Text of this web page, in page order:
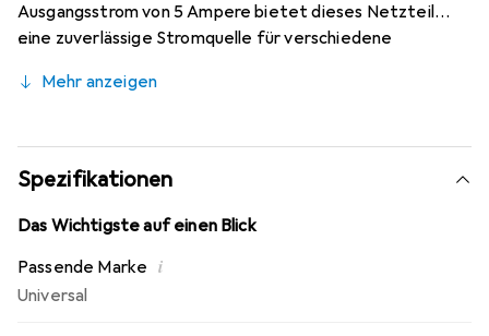
Ausgangsstrom von 5 Ampere bietet dieses Netzteil
eine zuverlässige Stromquelle für verschiedene
verlorene Netzadapter und gewährleistet eine
Einsatz in unterschiedlichen Regionen geeignet, da er mit
verschiedenen Netzsteckeradaptern geliefert wird,
darunter Typ A, Typ C und Typ G. Die kompakte Bauweise
und die Kabellänge von 1 Meter ermöglichen eine flexible
ist eine praktische Lösung, um Ausfallzeiten zu
minimieren und die Funktionalität Ihrer Geräte
Mehr anzeigen
Spezifikationen
Das Wichtigste auf einen Blick
Passende Marke i
Universal